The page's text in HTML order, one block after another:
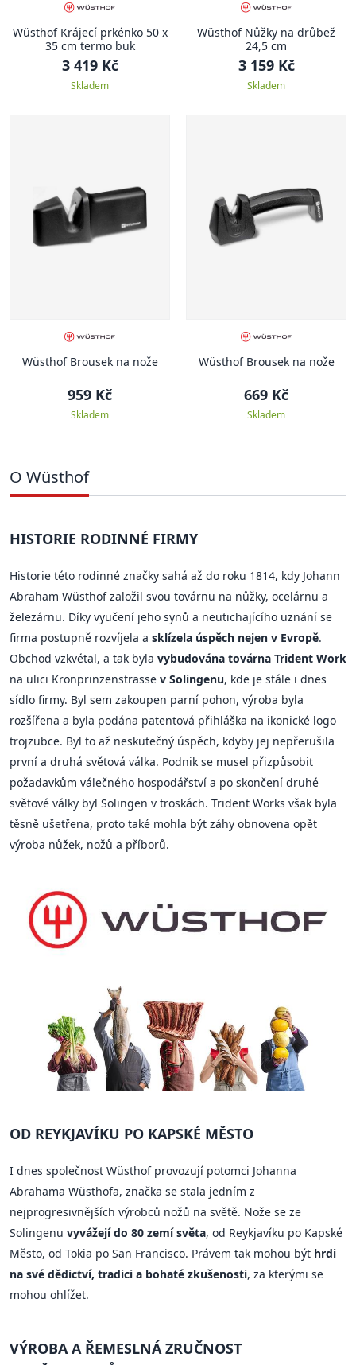
Wüsthof Krájecí prkénko 50 x
35 cm termo buk
3 419 Kč
Skladem
Wüsthof Nůžky na drůbež
24,5 cm
3 159 Kč
Skladem
Wüsthof Brousek na nože
959 Kč
Skladem
Wüsthof Brousek na nože
669 Kč
Skladem
O Wüsthof
HISTORIE RODINNÉ FIRMY
Historie této rodinné značky sahá až do roku 1814, kdy Johann
Abraham Wüsthof založil svou továrnu na nůžky, ocelárnu a
železárnu. Díky vyučení jeho synů a neutichajícího uznání se
firma postupně rozvíjela a sklízela úspěch nejen v Evropě.
Obchod vzkvétal, a tak byla vybudována továrna Trident Work
na ulici Kronprinzenstrasse v Solingenu, kde je stále i dnes
sídlo firmy. Byl sem zakoupen parní pohon, výroba byla
rozšířena a byla podána patentová přihláška na ikonické logo
trojzubce. Byl to až neskutečný úspěch, kdyby jej nepřerušila
první a druhá světová válka. Podnik se musel přizpůsobit
požadavkům válečného hospodářství a po skončení druhé
světové války byl Solingen v troskách. Trident Works však byla
těsně ušetřena, proto také mohla být záhy obnovena opět
výroba nůžek, nožů a příborů.
OD REYKJAVÍKU PO KAPSKÉ MĚSTO
I dnes společnost Wüsthof provozují potomci Johanna
Abrahama Wüsthofa, značka se stala jedním z
nejprogresivnějších výrobců nožů na světě. Nože se ze
Solingenu vyvážejí do 80 zemí světa, od Reykjavíku po Kapské
Město, od Tokia po San Francisco. Právem tak mohou být hrdi
na své dědictví, tradici a bohaté zkušenosti, za kterými se
mohou ohlížet.
VÝROBA A ŘEMESLNÁ ZRUČNOST